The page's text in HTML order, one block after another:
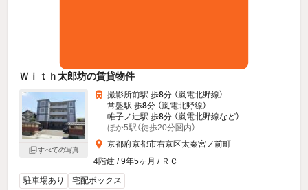
Ｗｉｔｈ太郎坊の賃貸物件
すべての写真
撮影所前駅 歩8分 （嵐電北野線）
常盤駅 歩8分 （嵐電北野線）
帷子ノ辻駅 歩8分 （嵐電北野線など）
ほか5駅（徒歩20分圏内）
京都府京都市右京区太秦宮ノ前町
4階建 / 9年5ヶ月 / ＲＣ
駐車場あり
宅配ボックス